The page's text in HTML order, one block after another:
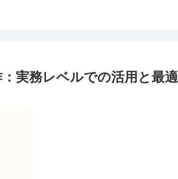
実務レベルでの活用と最適